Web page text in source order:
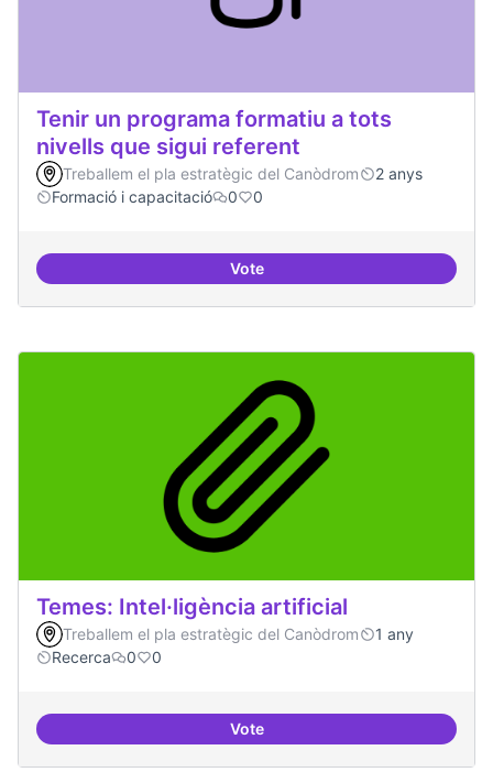
Tenir un programa formatiu a tots
nivells que sigui referent
Treballem el pla estratègic del Canòdrom
2 anys
Formació i capacitació
0 0
VoteTenir un programa formatiu a
Temes: Intel·ligència artificial
Treballem el pla estratègic del Canòdrom
1 any
Recerca
0 0
VoteTemes: Intel·ligència artificial